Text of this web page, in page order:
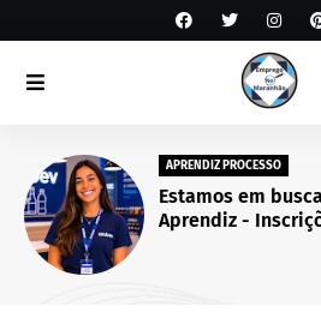
APRENDIZ PROCESSO
Estamos em
Aprendiz -